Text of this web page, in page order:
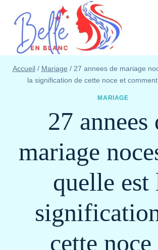
contenu
Accueil / Mariage / 27 annees de mariage
la signification de cette noce et
MARIAGE
27 annees
mariage
quelle est
cette noce